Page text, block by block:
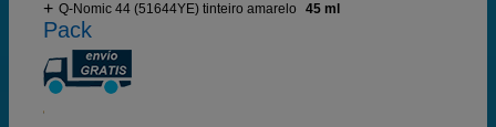
Q-Nomic 44 (51644YE) tinteiro amarelo
45 ml
Pack